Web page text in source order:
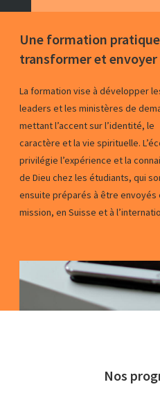
Une formation
transformer et envoyer
La formation vise à développer
leaders et les ministères de
mettant l’accent sur l’identité, le
caractère et la vie spirituelle.
privilégie l’expérience et la
de Dieu chez les étudiants, qui
ensuite préparés à être envoyés
mission, en Suisse et à
Nos